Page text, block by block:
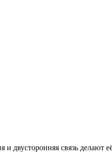
двусторонняя связь делают